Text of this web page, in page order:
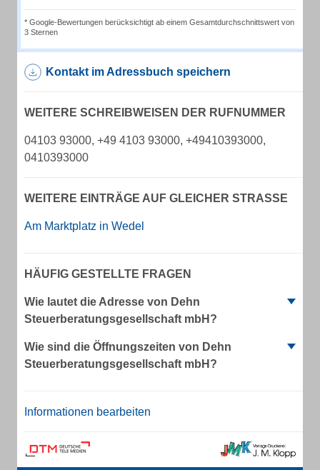
* Google-Bewertungen berücksichtigt ab einem Gesamtdurchschnittswert von
3 Sternen
Kontakt im Adressbuch speichern
WEITERE SCHREIBWEISEN DER RUFNUMMER
04103 93000, +49 4103 93000, +49410393000,
0410393000
WEITERE EINTRÄGE AUF GLEICHER STRASSE
Am Marktplatz in Wedel
HÄUFIG GESTELLTE FRAGEN
Wie lautet die Adresse von Dehn
Steuerberatungsgesellschaft mbH?
Wie sind die Öffnungszeiten von Dehn
Steuerberatungsgesellschaft mbH?
Informationen bearbeiten